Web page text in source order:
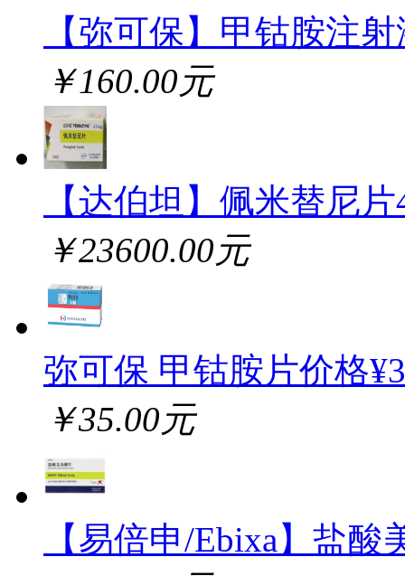
【弥可保】甲钴胺注
￥160.00元
【达伯坦】佩米替尼片
￥23600.00元
弥可保 甲钴胺片价格¥3
￥35.00元
【易倍申/Ebixa】盐酸